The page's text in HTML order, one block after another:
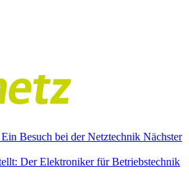
Besuch bei der Netztechnik Nächster
Der Elektroniker für Betriebstechnik